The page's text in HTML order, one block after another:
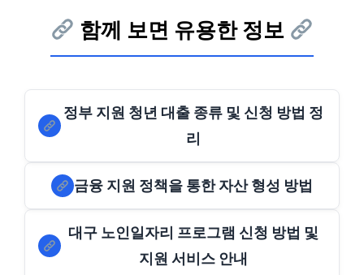
함께 보면 유용한 정보
정부 지원 청년 대출 종류 및 신청 방법 정
리
금융 지원 정책을 통한 자산 형성 방법
대구 노인일자리 프로그램 신청 방법 및
지원 서비스 안내